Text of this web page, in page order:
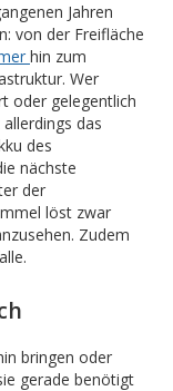
Jahren
von der Freifläche
hin zum
Wer
oder gelegentlich
das
des
nächste
der
löst zwar
Zudem
bringen oder
gerade benötigt